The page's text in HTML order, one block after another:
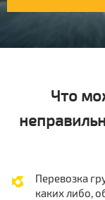
Что
Перевозка
каких либо,